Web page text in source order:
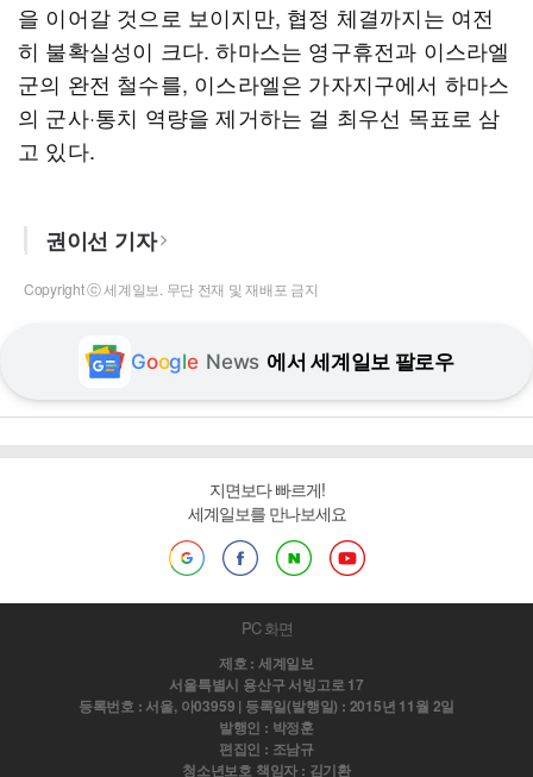
을 이어갈 것으로 보이지만, 협정 체결까지는 여전
히 불확실성이 크다. 하마스는 영구휴전과 이스라엘
군의 완전 철수를, 이스라엘은 가자지구에서 하마스
의 군사·통치 역량을 제거하는 걸 최우선 목표로 삼
고 있다.
권이선 기자
Copyright ⓒ 세계일보. 무단 전재 및 재배포 금지
Google News 에서 세계일보 팔로우
지면보다 빠르게!
세계일보를 만나보세요
PC 화면
제호 : 세계일보
서울특별시 용산구 서빙고로 17
등록번호 : 서울, 아03959 | 등록일(발행일) : 2015년 11월 2일
발행인 : 박정훈
편집인 : 조남규
청소년보호 책임자 : 김기환